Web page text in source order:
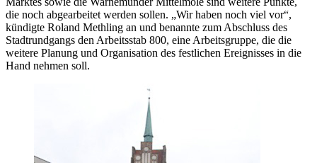
die noch abgearbeitet werden sollen. „Wir haben noch viel vor“,
kündigte Roland Methling an und benannte zum Abschluss des
Stadtrundgangs den Arbeitsstab 800, eine Arbeitsgruppe, die die
weitere Planung und Organisation des festlichen Ereignisses in die
Hand nehmen soll.